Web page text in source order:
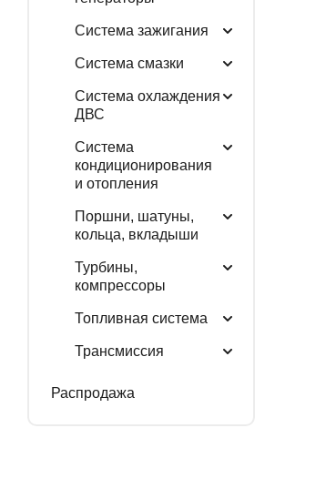
Система зажигания
Система смазки
Система охлаждения
ДВС
Система
кондиционирования
и отопления
Поршни, шатуны,
кольца, вкладыши
Турбины,
компрессоры
Топливная система
Трансмиссия
Распродажа